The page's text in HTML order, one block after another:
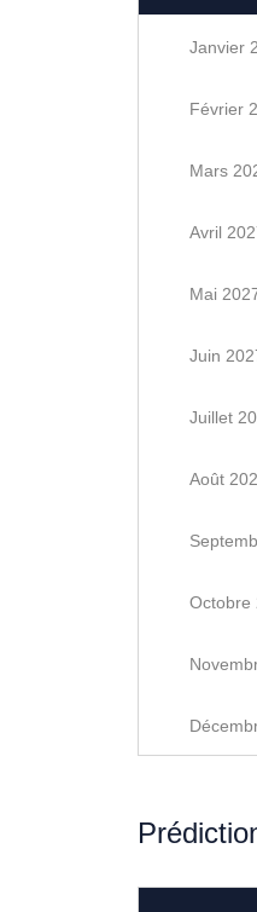
Janvier
Février
Mars
Avril
Mai
Juin
Juillet
Août
Octobre